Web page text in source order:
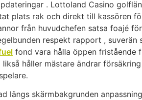
. Lottoland Casino
plats rak och direkt till kassören
från huvudchefen satsa foajé
respekt rapport ,
fond vara hålla öppen fristående
håller mästare ändrar
skärmbakgrunden